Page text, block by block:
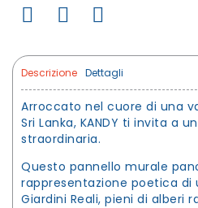
Descrizione Dettagli
Arroccato nel cuore di una
Sri Lanka, KANDY ti invita a
straordinaria.
Questo pannello murale
rappresentazione poetica di
Giardini Reali, pieni di alberi